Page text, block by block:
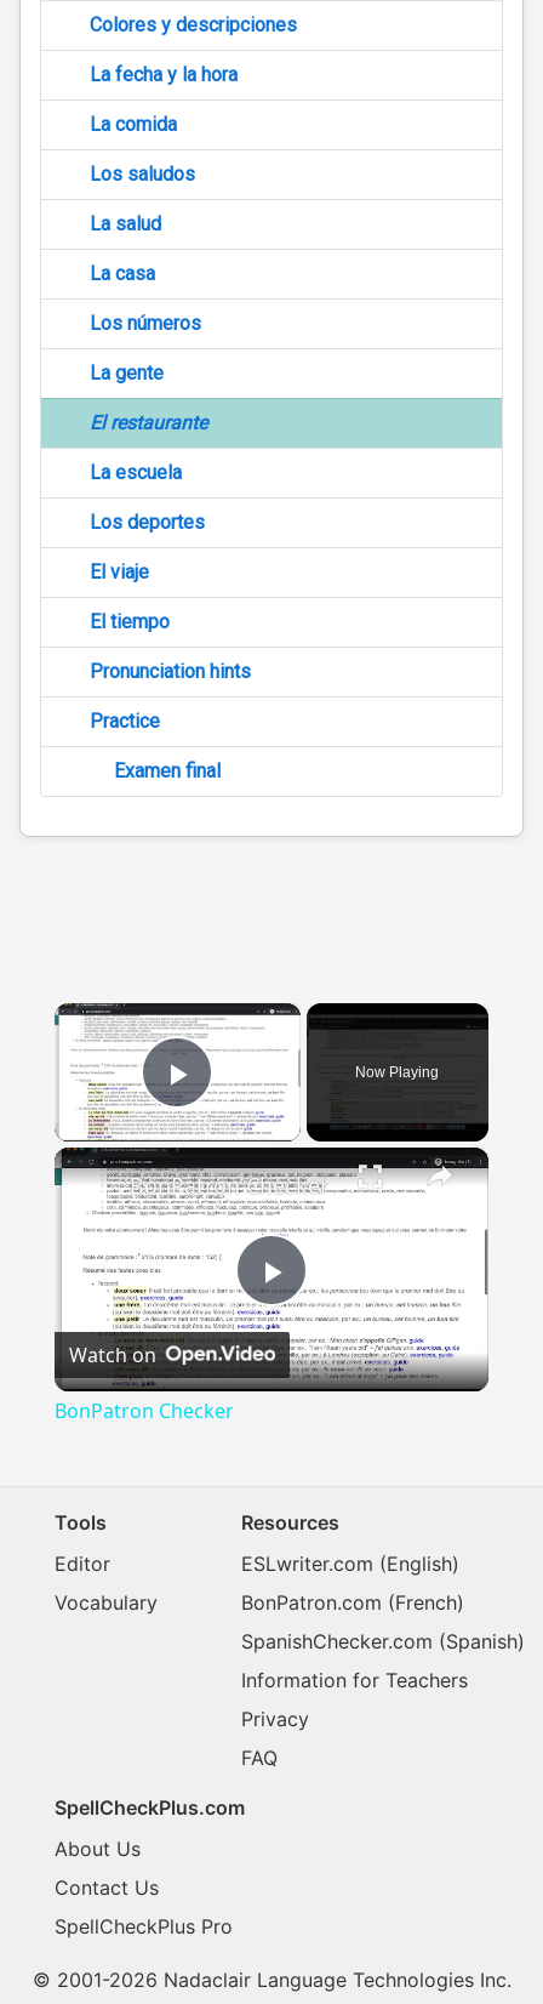
Colores y descripciones
La fecha y la hora
La comida
Los saludos
La salud
La casa
Los números
La gente
El restaurante
La escuela
Los deportes
El viaje
El tiempo
Pronunciation hints
Practice
Examen final
×
Play Video
Now Playing
×
Play
Video
BonPatron Checker
Watch on
BonPatron Checker
Tools
Editor
Vocabulary
Resources
ESLwriter.com (English)
BonPatron.com (French)
SpanishChecker.com (Spanish)
Information for Teachers
Privacy
FAQ
SpellCheckPlus.com
About Us
Contact Us
SpellCheckPlus Pro
© 2001-2026 Nadaclair Language Technologies Inc.